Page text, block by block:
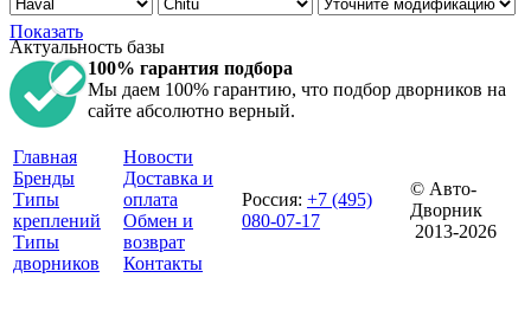
Показать
Актуальность базы
100% гарантия подбора
Мы даем 100% гарантию, что подбор дворников на
сайте абсолютно верный.
Главная
Бренды
Типы
креплений
Типы
дворников
Новости
Доставка и
оплата
Обмен и
возврат
Контакты
Россия: +7 (495)
080-07-17
© Авто-
Дворник
2013-2026